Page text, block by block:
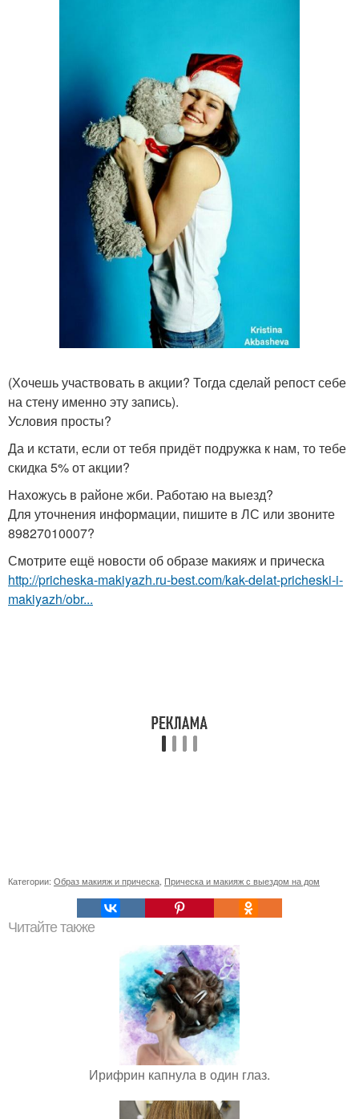
(Хочешь участвовать в акции? Тогда сделай репост себе
на стену именно эту запись).
Условия просты?
Да и кстати, если от тебя придёт подружка к нам, то тебе
скидка 5% от акции?
Нахожусь в районе жби. Работаю на выезд?
Для уточнения информации, пишите в ЛС или звоните
89827010007?
Смотрите ещё новости об образе макияж и прическа
http://pricheska-makiyazh.ru-best.com/kak-delat-pricheski-i-
makiyazh/obr...
Категории: Образ макияж и прическа, Прическа и макияж с выездом на дом
Читайте также
Ирифрин капнула в один глаз.